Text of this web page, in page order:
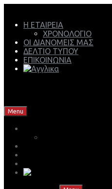
Η ΕΤΑΙΡΕΙΑ
ΧΡΟΝΟΛΟΓΙΟ
ΟΙ ΔΙΑΝΟΜΕΙΣ ΜΑΣ
ΔΕΛΤΙΟ ΤΥΠΟΥ
ΕΠΙΚΟΙΝΩΝΙΑ
Menu